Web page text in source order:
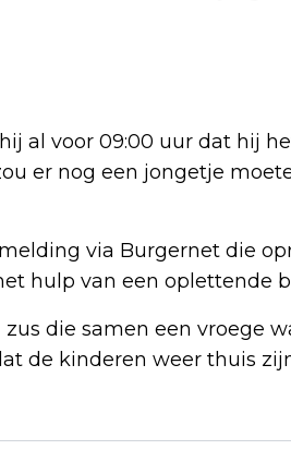
al voor 09:00 uur dat hij
er nog een jongetje
via Burgernet die
hulp van een oplettende
die samen een vroege
de kinderen weer thuis